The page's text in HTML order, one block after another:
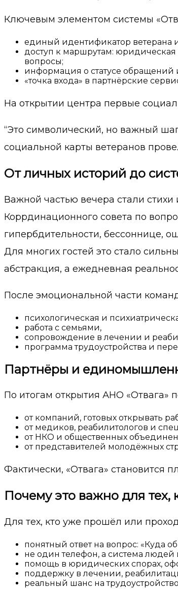
Ключевым элементом системы
единый идентификатор ветерана
доступ к маршрутам:
вопросы;
информация о статусе обращений
«точка входа» в партнёрские
На открытии центра первые
“Это символический, но важный
социальной карты ветеранов
От личных историй до
Важной частью вечера стали
Коррдинационного совета по
гипербдительности, бессоннице,
Для многих гостей это стало
абстракция, а ежедневная
После эмоциональной части
психологическая и
работа с семьями,
сопровождение в лечении и
программа трудоустройства и
Партнёры и
По итогам открытия АНО «Отвага»
от компаний, готовых открывать
от медиков, реабилитологов и
от НКО и общественных
от представителей молодёжных
Фактически, «Отвага» становится
Почему это важно для тех,
Для тех, кто уже прошёл или
понятный ответ на вопрос: «Куда
не один телефон, а система людей
помощь в юридических спорах,
поддержку в лечении,
реальный шанс на